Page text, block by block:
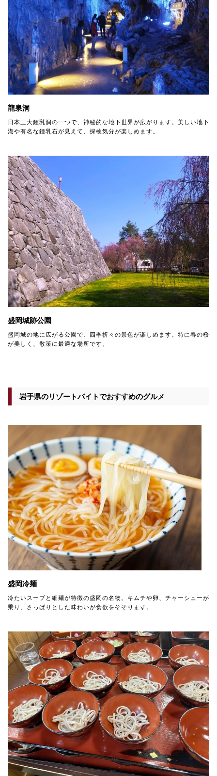
龍泉洞
日本三大鍾乳洞の一つで、神秘的な地下世界が広がります。美しい地下
湖や有名な鍾乳石が見えて、探検気分が楽しめます。
盛岡城跡公園
盛岡城の地に広がる公園で、四季折々の景色が楽しめます。特に春の桜
が美しく、散策に最適な場所です。
岩手県のリゾートバイトでおすすめのグルメ
盛岡冷麺
冷たいスープと細麺が特徴の盛岡の名物。キムチや卵、チャーシューが
乗り、さっぱりとした味わいが食欲をそそります。